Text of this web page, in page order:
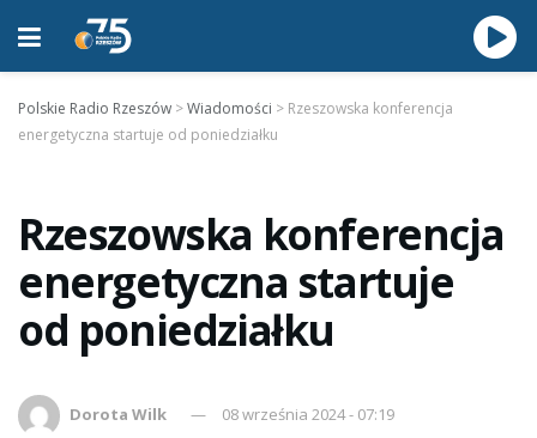
Polskie Radio Rzeszów >Wiadomości > Rzeszowska konferencja
energetyczna startuje od poniedziałku
Rzeszowska konferencja
energetyczna startuje
od poniedziałku
Dorota Wilk
08 września 2024 - 07:19